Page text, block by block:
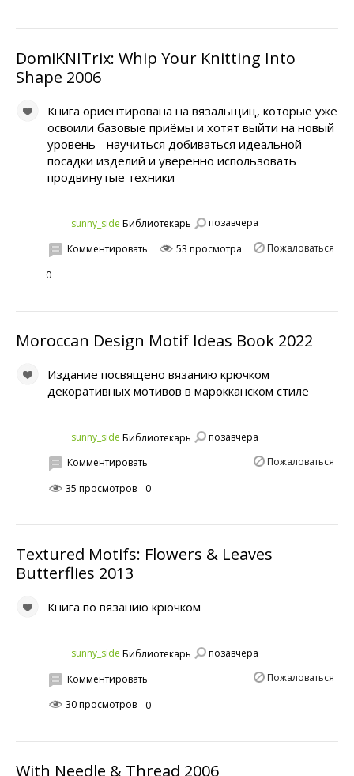
DomiKNITrix: Whip Your Knitting Into
Shape 2006
Книга ориентирована на вязальщиц, которые уже
освоили базовые приёмы и хотят выйти на новый
уровень - научиться добиваться идеальной
посадки изделий и уверенно использовать
продвинутые техники
sunny_side Библиотекарь
позавчера
Пожаловаться
Комментировать
53 просмотра
0
Moroccan Design Motif Ideas Book 2022
Издание посвящено вязанию крючком
декоративных мотивов в марокканском стиле
sunny_side Библиотекарь
позавчера
Пожаловаться
Комментировать
35 просмотров
0
Textured Motifs: Flowers & Leaves
Butterflies 2013
Книга по вязанию крючком
sunny_side Библиотекарь
позавчера
Пожаловаться
Комментировать
30 просмотров
0
With Needle & Thread 2006